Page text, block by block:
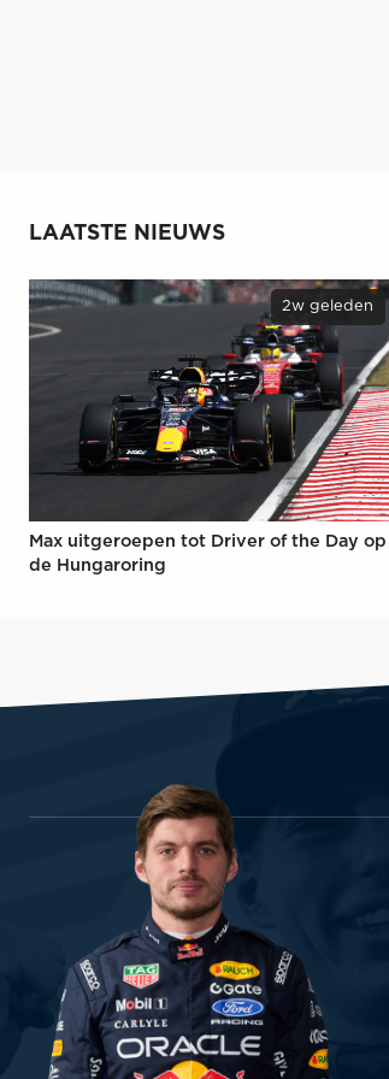
LAATSTE NIEUWS
2w geleden
Max uitgeroepen tot Driver of the Day op
de Hungaroring